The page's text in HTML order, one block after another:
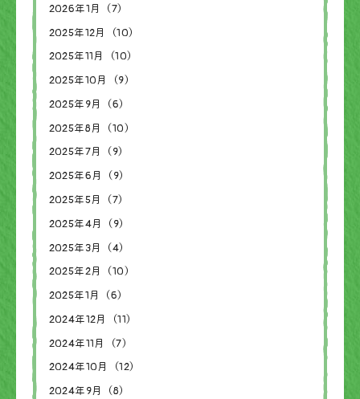
2026年1月（7）
2025年12月（10）
2025年11月（10）
2025年10月（9）
2025年9月（6）
2025年8月（10）
2025年7月（9）
2025年6月（9）
2025年5月（7）
2025年4月（9）
2025年3月（4）
2025年2月（10）
2025年1月（6）
2024年12月（11）
2024年11月（7）
2024年10月（12）
2024年9月（8）